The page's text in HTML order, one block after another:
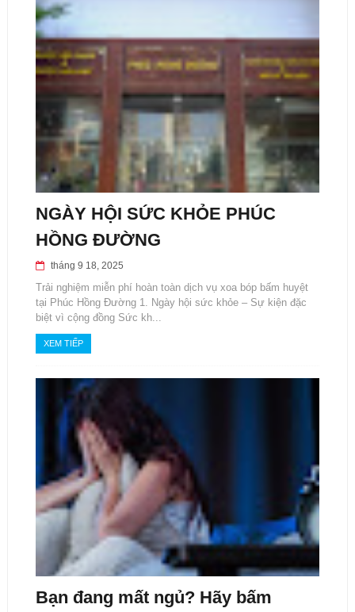
NGÀY HỘI SỨC KHỎE PHÚC
HỒNG ĐƯỜNG
tháng 9 18, 2025
Trải nghiệm miễn phí hoàn toàn dịch vụ xoa bóp bấm huyệt
tại Phúc Hồng Đường 1. Ngày hội sức khỏe – Sự kiện đặc
biệt vì cộng đồng Sức kh...
XEM TIẾP
Bạn đang mất ngủ? Hãy bấm